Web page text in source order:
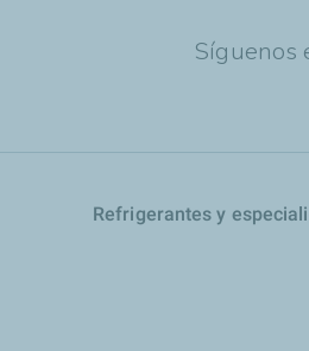
Síguenos
Refrigerantes y